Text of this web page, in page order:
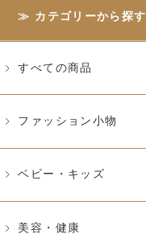
石川
新潟
岡山
カテゴリーから探す
すべての商品
ファッション小物
ベビー・キッズ
美容・健康